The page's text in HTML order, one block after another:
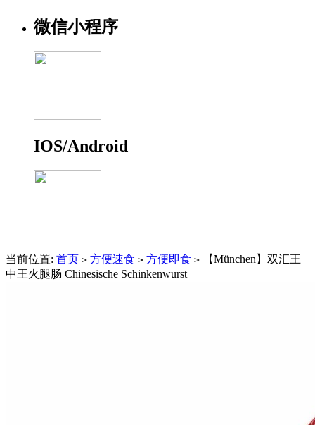
微信小程序
IOS/Android
当前位置: 首页 > 方便速食 > 方便即食 > 【München】双汇王
中王火腿肠 Chinesische Schinkenwurst